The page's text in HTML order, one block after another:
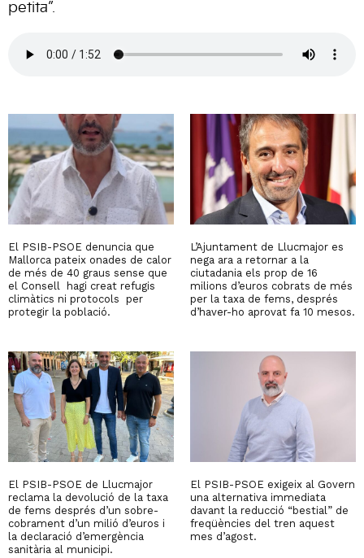
petita”.
El PSIB-PSOE denuncia que
Mallorca pateix onades de calor
de més de 40 graus sense que
el Consell hagi creat refugis
climàtics ni protocols per
protegir la població.
L’Ajuntament de Llucmajor es
nega ara a retornar a la
ciutadania els prop de 16
milions d’euros cobrats de més
per la taxa de fems, després
d’haver-ho aprovat fa 10 mesos.
El PSIB-PSOE de Llucmajor
reclama la devolució de la taxa
de fems després d’un sobre-
cobrament d’un milió d’euros i
la declaració d’emergència
sanitària al municipi.
El PSIB-PSOE exigeix al Govern
una alternativa immediata
davant la reducció “bestial” de
freqüències del tren aquest
mes d’agost.